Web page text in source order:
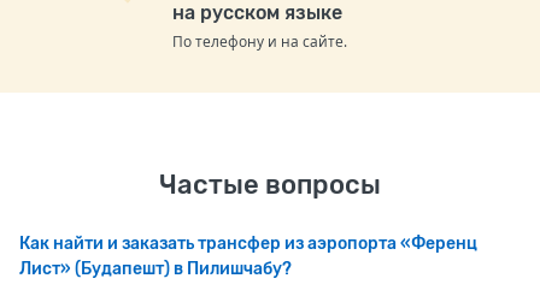
на русском языке
По телефону и на сайте.
Частые вопросы
Как найти и заказать трансфер из аэропорта «Ференц
Лист» (Будапешт) в Пилишчабу?